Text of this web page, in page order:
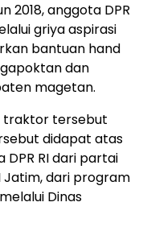
2018, anggota DPR
griya aspirasi
bantuan hand
dan
magetan.
traktor tersebut
didapat atas
RI dari partai
Jatim, dari program
Dinas